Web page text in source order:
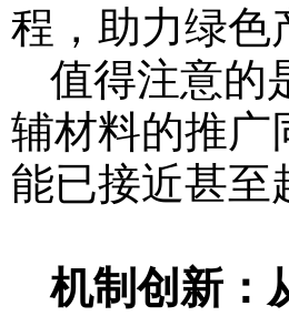
程，助力绿色
值得注意的
辅材料的推广
能已接近甚至
机制创新：